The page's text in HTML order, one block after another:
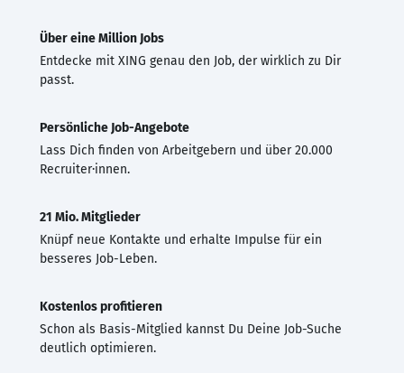
Über eine Million Jobs
Entdecke mit XING genau den Job, der wirklich zu Dir
passt.
Persönliche Job-Angebote
Lass Dich finden von Arbeitgebern und über 20.000
Recruiter·innen.
21 Mio. Mitglieder
Knüpf neue Kontakte und erhalte Impulse für ein
besseres Job-Leben.
Kostenlos profitieren
Schon als Basis-Mitglied kannst Du Deine Job-Suche
deutlich optimieren.